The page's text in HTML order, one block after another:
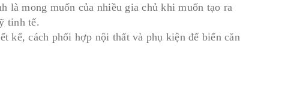
là mong muốn của nhiều gia chủ khi muốn tạo ra
tinh tế.
kế, cách phối hợp nội thất và phụ kiện để biến căn